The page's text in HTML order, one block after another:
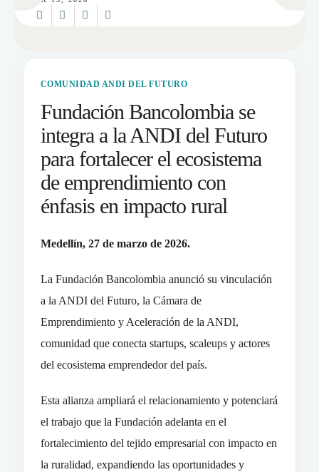
COMUNIDAD ANDI DEL FUTURO
Fundación Bancolombia se
integra a la ANDI del Futuro
para fortalecer el ecosistema
de emprendimiento con
énfasis en impacto rural
Medellín, 27 de marzo de 2026.
La Fundación Bancolombia anunció su vinculación
a la ANDI del Futuro, la Cámara de
Emprendimiento y Aceleración de la ANDI,
comunidad que conecta startups, scaleups y actores
del ecosistema emprendedor del país.
Esta alianza ampliará el relacionamiento y potenciará
el trabajo que la Fundación adelanta en el
fortalecimiento del tejido empresarial con impacto en
la ruralidad, expandiendo las oportunidades y